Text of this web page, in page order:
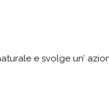
e svolge un’